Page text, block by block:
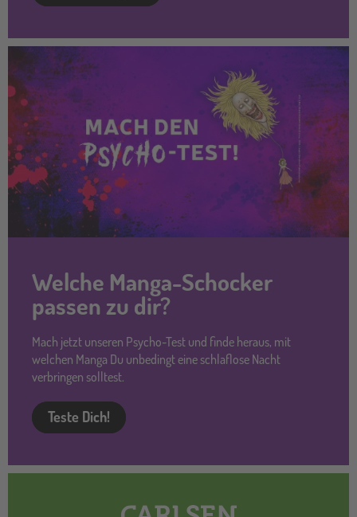
Welche Manga-Schocker
passen zu dir?
Mach jetzt unseren Psycho-Test und finde heraus, mit
welchen Manga Du unbedingt eine schlaflose Nacht
verbringen solltest.
Teste Dich!